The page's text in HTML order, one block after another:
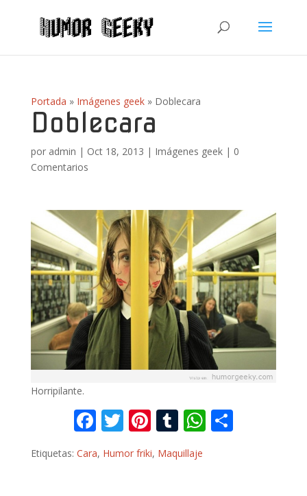
Portada » Imágenes geek» Doblecara
Doblecara
por admin | Oct 18, 2013 | Imágenes geek| 0
Comentarios
Horripilante.
F
ac
e
T
w
itt
Pi
nt
er
T
u
m
W
Etiquetas: Cara, Humor friki, Maquillaje